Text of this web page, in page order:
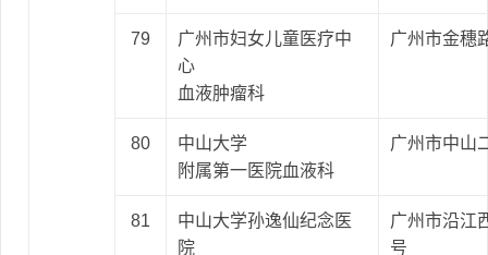
79
广州市妇女儿童医疗中
心
血液肿瘤科
广州市金穗
80
中山大学
附属第一医院血液科
广州市中山
81
中山大学孙逸仙纪念医
院
广州市沿江
号